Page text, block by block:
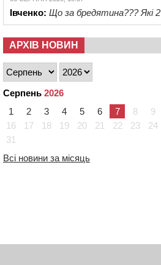
Івченко: Що за бредятина??? Які
АРХІВ НОВИН
Серпень 2026
1
2 3 4 5 6 7 8 9
16
17 18 19 20 21 22 23 24
31
Всі новини за місяць